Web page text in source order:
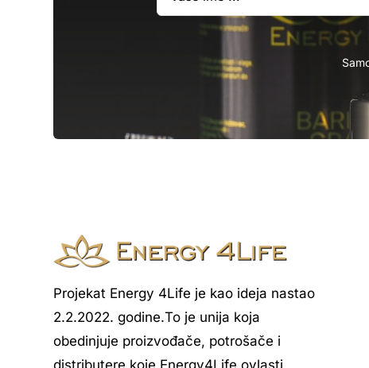
Projekat Energy 4Life je kao ideja nastao
2.2.2022. godine.То je unija koja
obedinjuje proizvođače, potrošače i
distributere koje Energy4Life ovlasti